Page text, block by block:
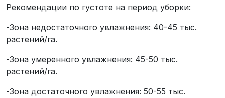
Рекомендации по густоте на период уборки:
-Зона недостаточного увлажнения: 40-45 тыс.
растений/га.
-Зона умеренного увлажнения: 45-50 тыс.
растений/га.
-Зона достаточного увлажнения: 50-55 тыс.